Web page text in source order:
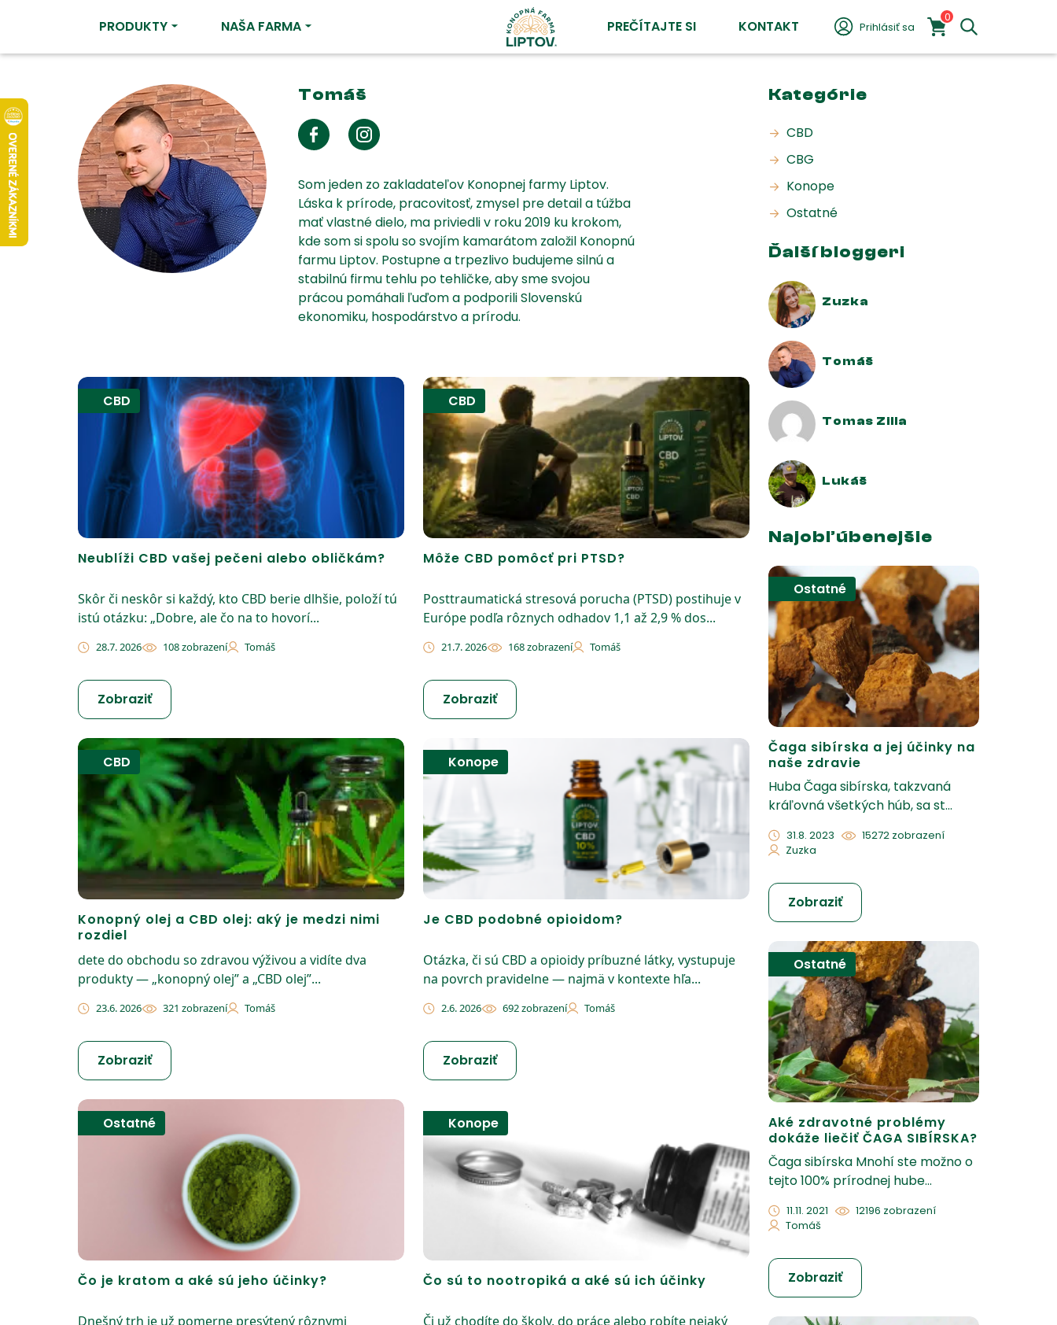
PRODUKTY NAŠA FARMA PREČÍTAJTE SI KONTAKT Prihlásiť sa
0
Tomáš
Som jeden zo zakladateľov Konopnej farmy Liptov.
Láska k prírode, pracovitosť, zmysel pre detail a túžba
mať vlastné dielo, ma priviedli v roku 2019 ku krokom,
kde som si spolu so svojím kamarátom založil Konopnú
farmu Liptov. Postupne a trpezlivo budujeme silnú a
stabilnú firmu tehlu po tehličke, aby sme svojou
prácou pomáhali ľuďom a podporili Slovenskú
ekonomiku, hospodárstvo a prírodu.
CBD
Neublíži CBD vašej pečeni alebo obličkám?
Skôr či neskôr si každý, kto CBD berie dlhšie, položí tú
istú otázku: „Dobre, ale čo na to hovorí...
28.7. 2026 108 zobrazení Tomáš
Zobraziť
CBD
Môže CBD pomôcť pri PTSD?
Posttraumatická stresová porucha (PTSD) postihuje v
Európe podľa rôznych odhadov 1,1 až 2,9 % dos...
21.7. 2026 168 zobrazení Tomáš
Zobraziť
CBD
Konopný olej a CBD olej: aký je medzi nimi
rozdiel
dete do obchodu so zdravou výživou a vidíte dva
produkty — „konopný olej” a „CBD olej”...
23.6. 2026 321 zobrazení Tomáš
Zobraziť
Konope
Je CBD podobné opioidom?
Otázka, či sú CBD a opioidy príbuzné látky, vystupuje
na povrch pravidelne — najmä v kontexte hľa...
2.6. 2026 692 zobrazení Tomáš
Zobraziť
Ostatné
Čo je kratom a aké sú jeho účinky?
Dnešný trh je už pomerne presýtený rôznymi
Konope
Čo sú to nootropiká a aké sú ich účinky
Či už chodíte do školy, do práce alebo robíte nejaký
Kategórie
CBD
CBG
Konope
Ostatné
Ďalší bloggeri
Zuzka
Tomáš
Tomas Zilla
Lukáš
Najobľúbenejšie
Ostatné
Čaga sibírska a jej účinky na
naše zdravie
Huba Čaga sibírska, takzvaná
kráľovná všetkých húb, sa st...
31.8. 2023
15272 zobrazení
Zuzka
Zobraziť
Ostatné
Aké zdravotné problémy
dokáže liečiť ČAGA SIBÍRSKA?
Čaga sibírska Mnohí ste možno o
tejto 100% prírodnej hube...
11.11. 2021
12196 zobrazení
Tomáš
Zobraziť